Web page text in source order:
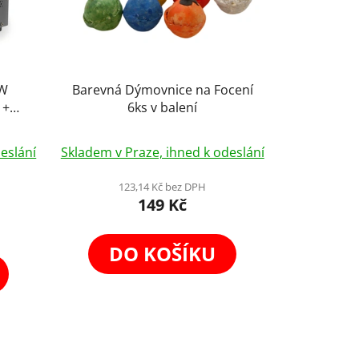
Barevná Dýmovnice na Focení
6ks v balení
hodnocení
produktu
je
z
Skladem v Praze, ihned k odeslání
123,14 Kč bez DPH
149 Kč
DO KOŠÍKU